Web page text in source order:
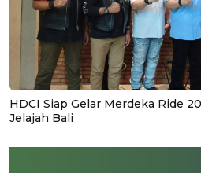
HDCI Siap Gelar Merdeka Ride
Jelajah Bali